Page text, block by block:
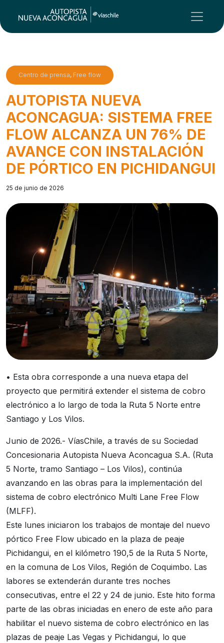
Centro de prensa, Free flow
AUTOPISTA NUEVA
ACONCAGUA: SISTEMA FREE
FLOW ALCANZA UN 76% DE
AVANCE CON INSTALACIÓN
DE PÓRTICO EN PICHIDANGUI
25 de junio de 2026
• Esta obra corresponde a una nueva etapa del
proyecto que permitirá extender el sistema de cobro
electrónico a lo largo de toda la Ruta 5 Norte entre
Santiago y Los Vilos.
Junio de 2026.- VíasChile, a través de su Sociedad
Concesionaria Autopista Nueva Aconcagua S.A. (Ruta
5 Norte, tramo Santiago – Los Vilos), continúa
avanzando en las obras para la implementación del
sistema de cobro electrónico Multi Lane Free Flow
(MLFF).
Este lunes iniciaron los trabajos de montaje del nuevo
pórtico Free Flow ubicado en la plaza de peaje
Pichidangui, en el kilómetro 190,5 de la Ruta 5 Norte,
en la comuna de Los Vilos, Región de Coquimbo. Las
labores se extenderán durante tres noches
consecutivas, entre el 22 y 24 de junio. Este hito forma
parte de las obras iniciadas en enero de este año para
habilitar el nuevo sistema de cobro electrónico en las
plazas de peaje Las Vegas y Pichidangui, lo que